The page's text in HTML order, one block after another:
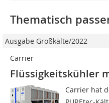
Thematisch
Ausgabe Großkälte/2022
Carrier
Flüssigkeitskühler
Carrier hat